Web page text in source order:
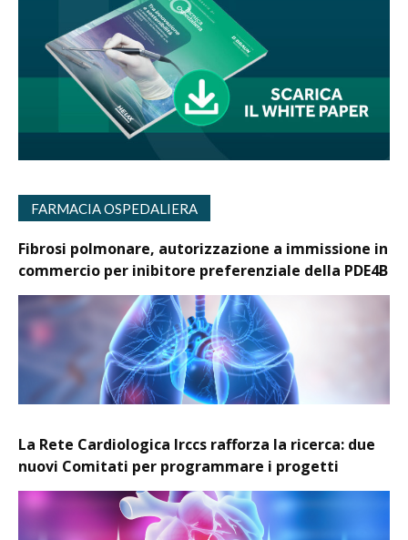
FARMACIA OSPEDALIERA
Fibrosi polmonare, autorizzazione a immissione in
commercio per inibitore preferenziale della PDE4B
La Rete Cardiologica Irccs rafforza la ricerca: due
nuovi Comitati per programmare i progetti